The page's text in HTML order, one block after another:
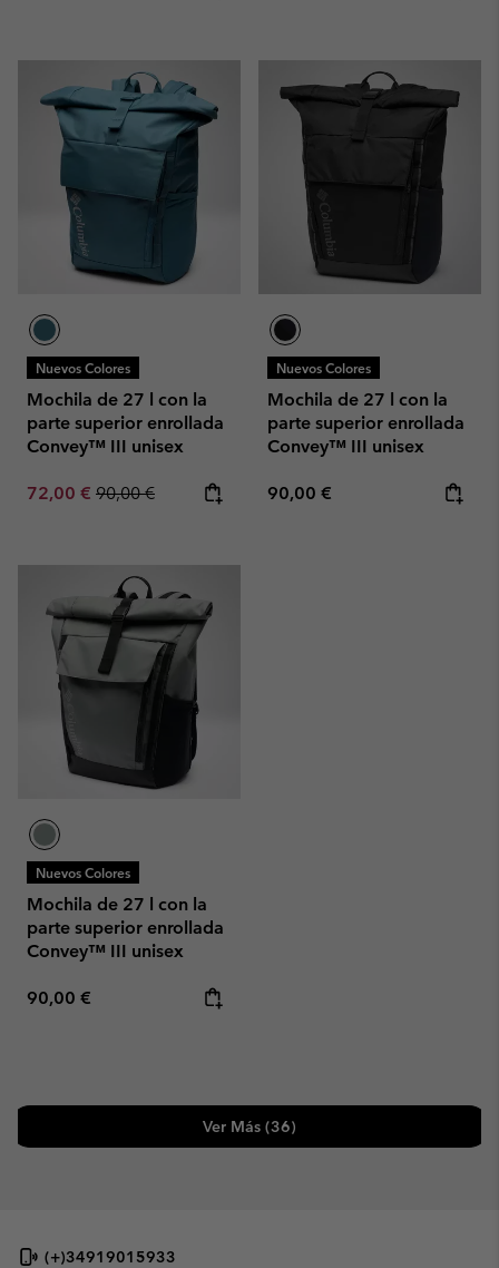
Nuevos Colores
Mochila de 27 l con la
parte superior enrollada
Convey™ III unisex
Sale price:
72,00 € Regular price:
90,00 €
Nuevos Colores
Mochila de 27 l con la
parte superior enrollada
Convey™ III unisex
Regular price:
90,00 €
Nuevos Colores
Mochila de 27 l con la
parte superior enrollada
Convey™ III unisex
Regular price:
90,00 €
Ver Más (36)
(+)34919015933